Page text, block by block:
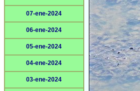
07-ene-2024
06-ene-2024
05-ene-2024
04-ene-2024
03-ene-2024